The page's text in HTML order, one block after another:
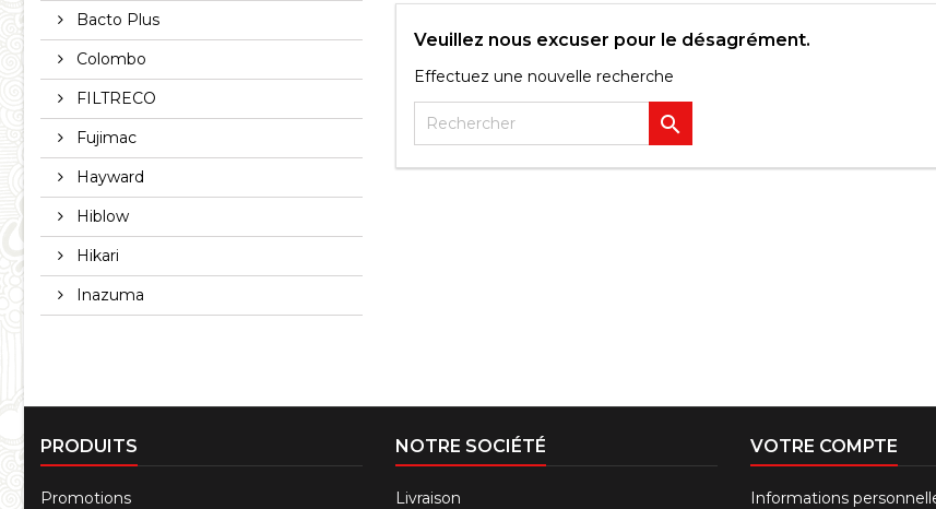
Bacto Plus
Colombo
FILTRECO
Fujimac
Hayward
Hiblow
Hikari
Inazuma
Veuillez nous excuser pour le désagrément.
Effectuez une nouvelle recherche

PRODUITS
Promotions
NOTRE SOCIÉTÉ
Livraison
VOTRE COMPTE
Informations